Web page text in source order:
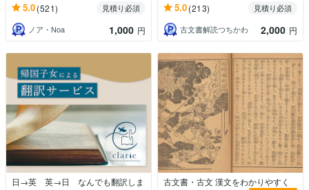
5.0(521)
見積り必須
ノア・Noa
1,000 円
5.0(213)
見積り必須
古文書解読つちかわ
2,000 円
日→英 英→日 なんでも翻訳しま
古文書・古文 漢文をわかりやすく